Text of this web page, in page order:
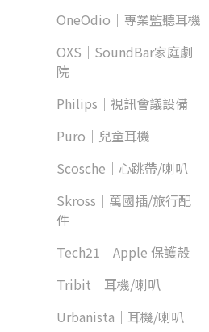
OneOdio｜專業監聽耳機
OXS｜SoundBar家庭劇
院
Philips｜視訊會議設備
Puro｜兒童耳機
Scosche｜心跳帶/喇叭
Skross｜萬國插/旅行配
件
Tech21｜Apple 保護殼
Tribit｜耳機/喇叭
Urbanista｜耳機/喇叭